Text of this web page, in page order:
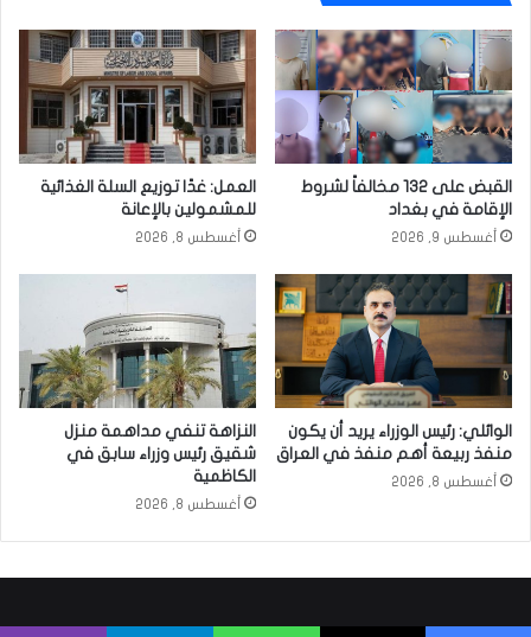
القبض على 132 مخالفاً لشروط
الإقامة في بغداد
أغسطس 9, 2026
العمل: غدًا توزيع السلة الغذائية
للمشمولين بالإعانة
أغسطس 8, 2026
الوائلي: رئيس الوزراء يريد أن يكون
منفذ ربيعة أهم منفذ في العراق
أغسطس 8, 2026
النزاهة تنفي مداهمة منزل
شقيق رئيس وزراء سابق في
الكاظمية
أغسطس 8, 2026